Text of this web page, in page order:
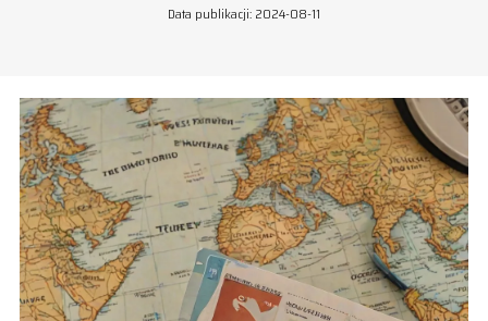
Data publikacji: 2024-08-11